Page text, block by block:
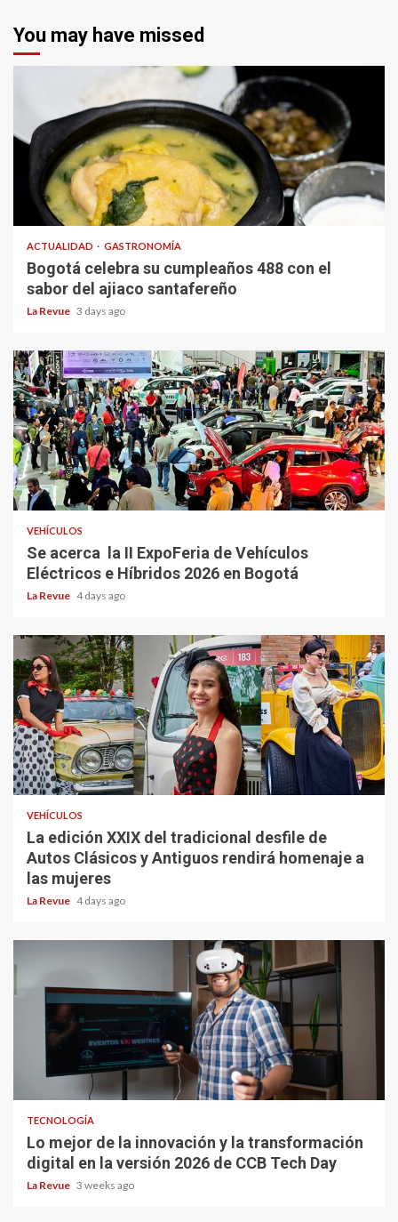
You may have missed
ACTUALIDAD GASTRONOMÍA
Bogotá celebra su cumpleaños 488 con el
sabor del ajiaco santafereño
La Revue 3 days ago
VEHÍCULOS
Se acerca la II ExpoFeria de Vehículos
Eléctricos e Híbridos 2026 en Bogotá
La Revue 4 days ago
VEHÍCULOS
La edición XXIX del tradicional desfile de
Autos Clásicos y Antiguos rendirá homenaje a
las mujeres
La Revue 4 days ago
TECNOLOGÍA
Lo mejor de la innovación y la transformación
digital en la versión 2026 de CCB Tech Day
La Revue 3 weeks ago